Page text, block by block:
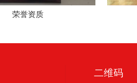
荣誉资质
二维码